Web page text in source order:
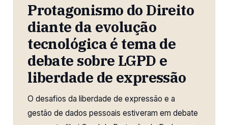
Protagonismo do Direito
diante da evolução
tecnológica é tema de
debate sobre LGPD e
liberdade de expressão
O desafios da liberdade de expressão e a
gestão de dados pessoais estiveram em debate